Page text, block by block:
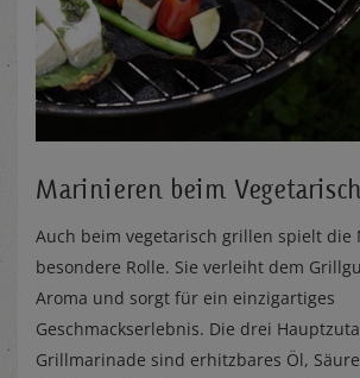
Marinieren beim
Auch beim vegetarisch grillen spielt die
besondere Rolle. Sie verleiht dem
Aroma und sorgt für ein einzigartiges
Geschmackserlebnis. Die drei
Grillmarinade sind erhitzbares Öl,